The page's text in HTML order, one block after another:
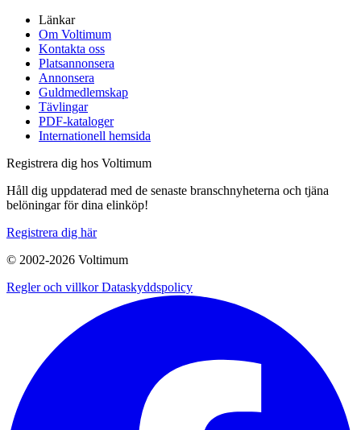
Länkar
Om Voltimum
Kontakta oss
Platsannonsera
Annonsera
Guldmedlemskap
Tävlingar
PDF-kataloger
Internationell hemsida
Registrera dig hos Voltimum
Håll dig uppdaterad med de senaste branschnyheterna och tjäna
belöningar för dina elinköp!
Registrera dig här
© 2002-2026 Voltimum
Regler och villkorDataskyddspolicy